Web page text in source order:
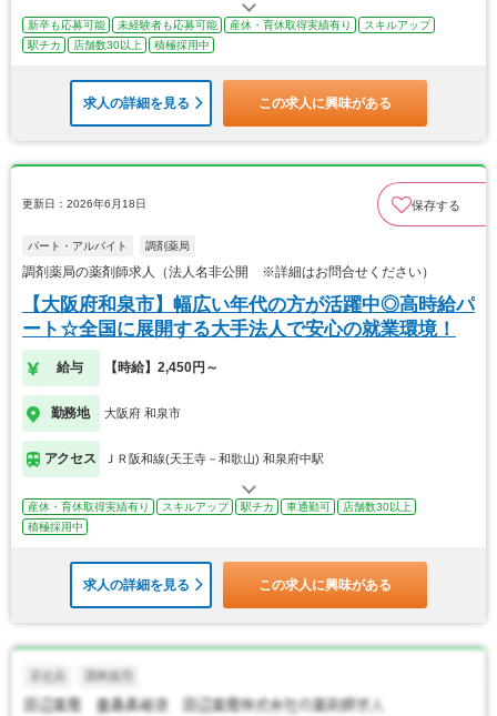
新卒も応募可能 未経験者も応募可能 産休・育休取得実績有り
スキルアップ
駅チカ
店舗数30以上 積極採用中
求人の詳細を見る この求人に興味がある
更新日：2026年6月18日 保存する
パート・アルバイト 調剤薬局
調剤薬局の薬剤師求人（法人名非公開 ※詳細はお問合せください）
【大阪府和泉市】幅広い年代の方が活躍中◎高時給パ
ート☆全国に展開する大手法人で安心の就業環境！
給与 【時給】2,450円～
勤務地 大阪府 和泉市
アクセス ＪＲ阪和線(天王寺－和歌山) 和泉府中駅
産休・育休取得実績有り スキルアップ 駅チカ 車通勤可
店舗数30以上
積極採用中
求人の詳細を見る この求人に興味がある